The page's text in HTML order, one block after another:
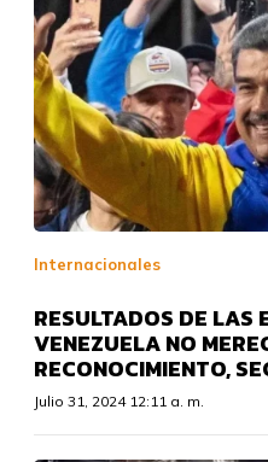
Internacionales
RESULTADOS DE LAS
VENEZUELA NO
RECONOCIMIENTO,
Julio 31, 2024 12:11 a. m.